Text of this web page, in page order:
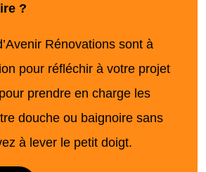
?
Rénovations sont à
pour réfléchir à votre projet
prendre en charge les
douche ou baignoire sans
à lever le petit doigt.